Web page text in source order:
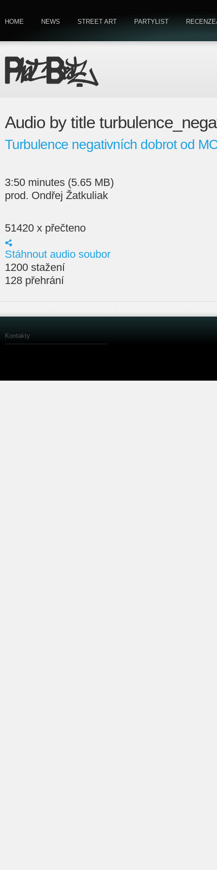
HOME NEWS STREET ART PARTYLIST
Audio by title
Turbulence negativních dobrot od
3:50 minutes (5.65 MB)
prod. Ondřej Žatkuliak
51420 x přečteno
Stáhnout audio soubor
1200 stažení
128 přehrání
Kontakty